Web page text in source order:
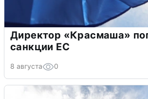
Директор «Красмаша»
санкции ЕС
8 августа 0